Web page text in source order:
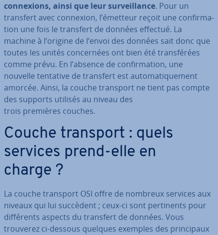
con­nexions, ainsi que leur sur­veil­lance. Pour un
transfert avec connexion, l’émetteur reçoit une con­fir­ma­
tion une fois le transfert de données effectué. La
machine à l’origine de l’envoi des données sait donc que
toutes les unités con­cer­nées ont bien été trans­fé­rées
comme prévu. En l’absence de con­fir­ma­tion, une
nouvelle tentative de transfert est au­to­ma­ti­que­ment
amorcée. Ainsi, la couche transport ne tient pas compte
des supports utilisés au niveau des
trois premières couches.
Couche transport : quels
services prend-elle en
charge ?
La couche transport OSI offre de nombreux services aux
niveaux qui lui succèdent ; ceux-ci sont per­ti­nents pour
dif­fé­rents aspects du transfert de données. Vous
trouverez ci-dessous quelques exemples des prin­ci­paux